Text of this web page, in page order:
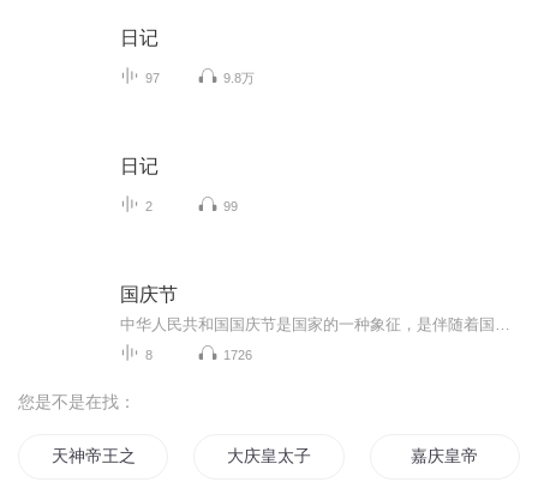
日记
97 9.8万
日记
2 99
国庆节
8 1726
您是不是在找：
天神帝王之九考 大庆皇太子 嘉庆皇帝